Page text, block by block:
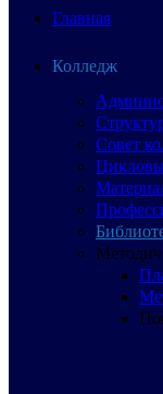
Главная
Колледж
Совет